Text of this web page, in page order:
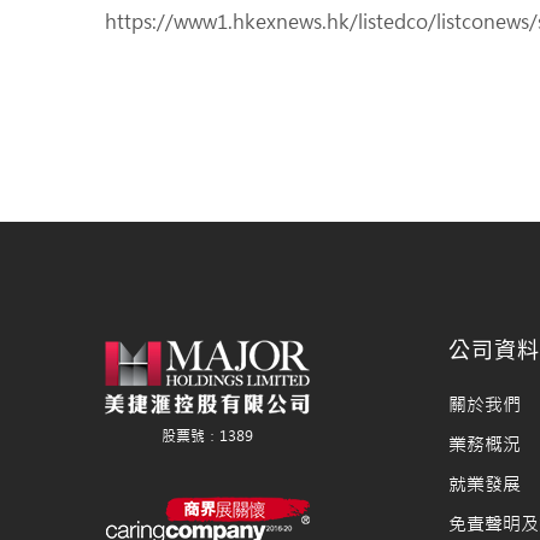
https://www1.hkexnews.hk/listedco/
公司資料
關於我們
業務概況
就業發展
免責聲明